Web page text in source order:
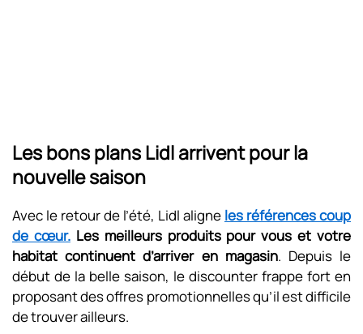
Les bons plans Lidl arrivent pour la
nouvelle saison
Avec le retour de l’été, Lidl aligne les références coup
de cœur. Les meilleurs produits pour vous et votre
habitat continuent d’arriver en magasin. Depuis le
début de la belle saison, le discounter frappe fort en
proposant des offres promotionnelles qu’il est difficile
de trouver ailleurs.